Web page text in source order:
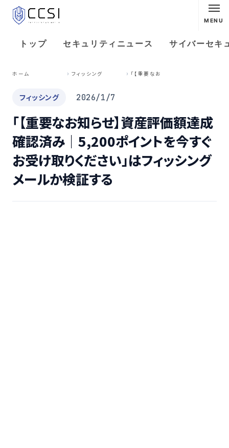
MENU
トップ セキュリティニュース サイバーセキ
ホーム フィッシング
フィッシング 2026/1/7
「【重要なお知らせ】資産評価額達成
確認済み｜5,200ポイントを今すぐ
お受け取りください」はフィッシング
メールか検証する